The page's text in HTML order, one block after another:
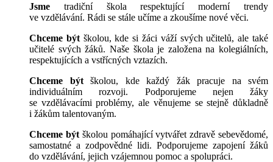
Jsme tradiční škola respektující moderní trendy
ve vzdělávání. Rádi se stále učíme a zkoušíme nové věci.
Chceme býtškolou, kde si žáci váží svých učitelů, ale také
učitelé svých žáků. Naše škola je založena na kolegiálních,
respektujících a vstřícných vztazích.
Chceme býtškolou, kde každý žák pracuje na svém
individuálním rozvoji. Podporujeme nejen žáky
se vzdělávacími problémy, ale věnujeme se stejně důkladně
i žákům talentovaným.
Chceme býtškolou pomáhající vytvářet zdravě sebevědomé,
samostatné a zodpovědné lidi. Podporujeme zapojení žáků
do vzdělávání, jejich vzájemnou pomoc a spolupráci.